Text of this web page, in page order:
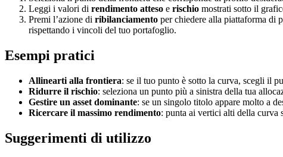
Leggi i valori di rendimento atteso e rischio mostrati sotto il
Premi l’azione di ribilanciamento per chiedere alla piattaforma di
rispettando i vincoli del tuo portafoglio.
Esempi pratici
Allinearti alla frontiera: se il tuo punto è sotto la curva, scegli il
Ridurre il rischio: seleziona un punto più a sinistra della tua
Gestire un asset dominante: se un singolo titolo appare molto a
Ricercare il massimo rendimento: punta ai vertici alti della curva
Suggerimenti di utilizzo